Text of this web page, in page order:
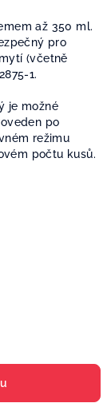
až 350 ml.
pro
(včetně
1.
je možné
po
režimu
počtu kusů.